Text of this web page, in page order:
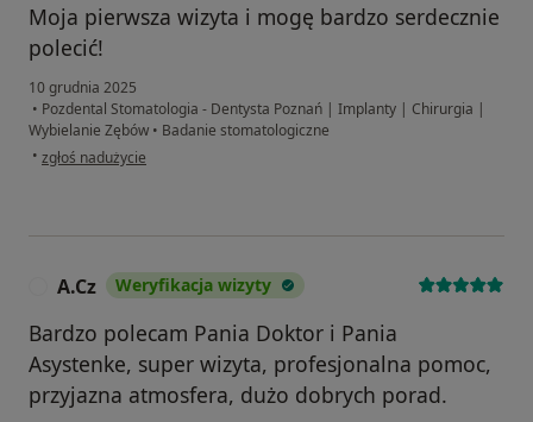
Moja pierwsza wizyta i mogę bardzo serdecznie
polecić!
10 grudnia 2025
• Pozdental Stomatologia - Dentysta Poznań | Implanty | Chirurgia |
Wybielanie Zębów • Badanie stomatologiczne
• w opinii użytkownika Maja
zgłoś nadużycie
A.Cz Weryfikacja wizyty
Bardzo polecam Pania Doktor i Pania
Asystenke, super wizyta, profesjonalna pomoc,
przyjazna atmosfera, dużo dobrych porad.